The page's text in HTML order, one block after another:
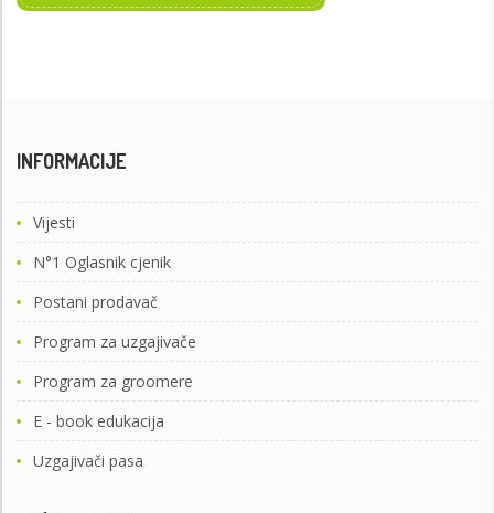
INFORMACIJE
Vijesti
N°1 Oglasnik cjenik
Postani prodavač
Program za uzgajivače
Program za groomere
E - book edukacija
Uzgajivači pasa